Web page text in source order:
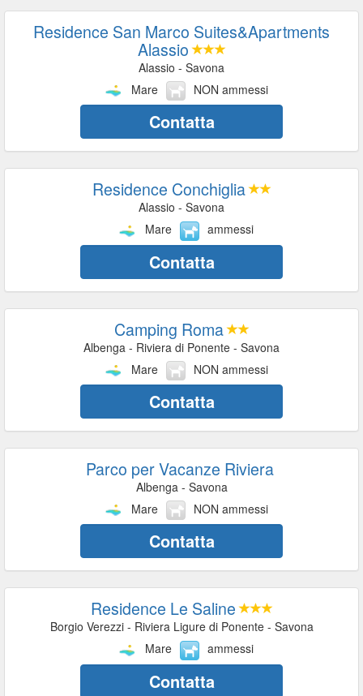
Residence San Marco Suites&Apartments
Alassio
Alassio - Savona
Mare
NON ammessi
Contatta
Residence Conchiglia
Alassio - Savona
Mare
ammessi
Contatta
Camping Roma
Albenga - Riviera di Ponente - Savona
Mare
NON ammessi
Contatta
Parco per Vacanze Riviera
Albenga - Savona
Mare
NON ammessi
Contatta
Residence Le Saline
Borgio Verezzi - Riviera Ligure di Ponente - Savona
Mare
ammessi
Contatta